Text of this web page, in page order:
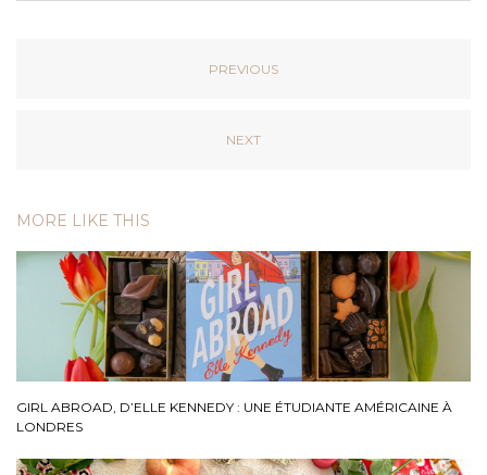
PREVIOUS
NEXT
MORE LIKE THIS
GIRL ABROAD, D’ELLE KENNEDY : UNE ÉTUDIANTE AMÉRICAINE À
LONDRES